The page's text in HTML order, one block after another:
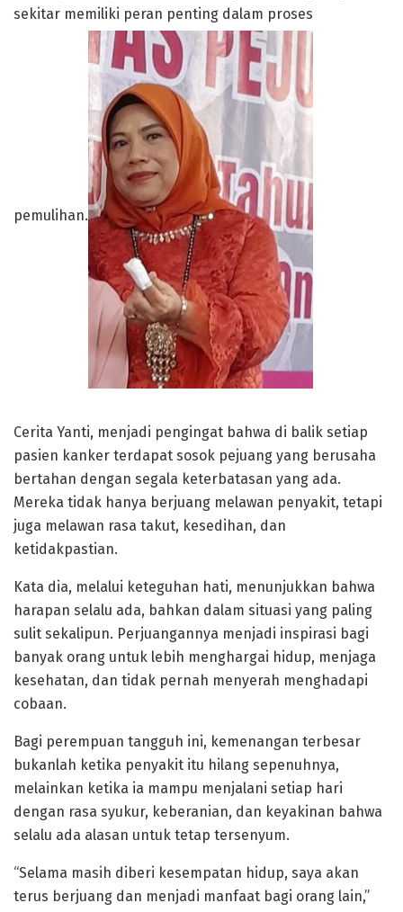
sekitar memiliki peran penting dalam proses
pemulihan.
Cerita Yanti, menjadi pengingat bahwa di balik setiap
pasien kanker terdapat sosok pejuang yang berusaha
bertahan dengan segala keterbatasan yang ada.
Mereka tidak hanya berjuang melawan penyakit, tetapi
juga melawan rasa takut, kesedihan, dan
ketidakpastian.
Kata dia, melalui keteguhan hati, menunjukkan bahwa
harapan selalu ada, bahkan dalam situasi yang paling
sulit sekalipun. Perjuangannya menjadi inspirasi bagi
banyak orang untuk lebih menghargai hidup, menjaga
kesehatan, dan tidak pernah menyerah menghadapi
cobaan.
Bagi perempuan tangguh ini, kemenangan terbesar
bukanlah ketika penyakit itu hilang sepenuhnya,
melainkan ketika ia mampu menjalani setiap hari
dengan rasa syukur, keberanian, dan keyakinan bahwa
selalu ada alasan untuk tetap tersenyum.
“Selama masih diberi kesempatan hidup, saya akan
terus berjuang dan menjadi manfaat bagi orang lain,”